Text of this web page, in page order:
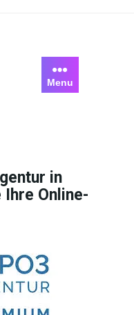
Menu
in
Ihre Online-